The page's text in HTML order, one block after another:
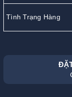
Tình Trạng Hàng